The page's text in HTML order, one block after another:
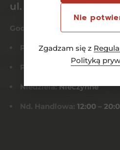
Nie
Zgadzam się z
Polityką
ul. Dworcowa 26/6
Godziny otwarcia
Pn-Czw:8:00 – 21:00
Pt-Sob: 8:00 – 22:00
Niedziela:Nieczynne
Nd. Handlowa: 12:00 –